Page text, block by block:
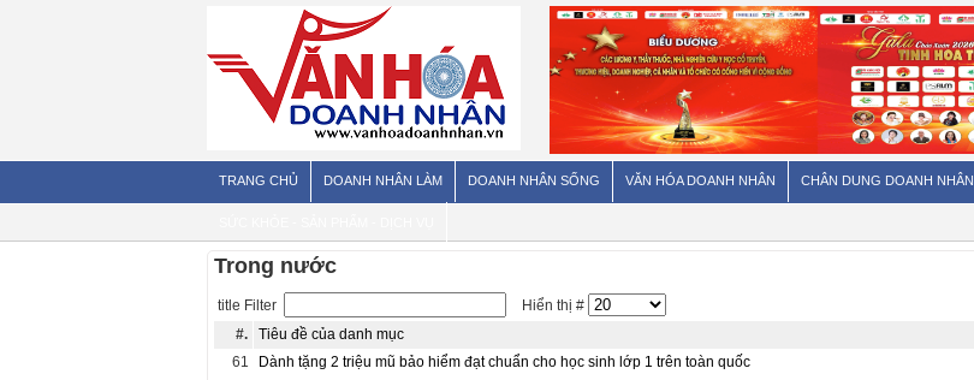
TRANG CHỦ DOANH NHÂN LÀM DOANH NHÂN SỐNG VĂN HÓA DOANH NHÂN CHÂN DUNG DOANH NHÂN
Trong nước
title Filter
Hiển thị #
#.
Tiêu đề của danh mục
61
Dành tặng 2 triệu mũ bảo hiểm đạt chuẩn cho học sinh lớp 1 trên toàn quốc